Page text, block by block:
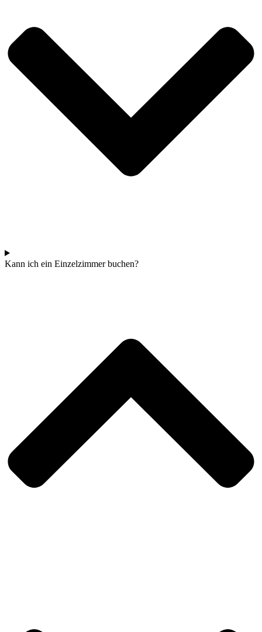
Kann ich ein Einzelzimmer buchen?